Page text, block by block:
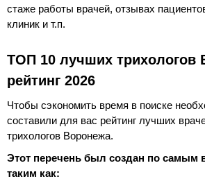
стаже работы врачей, отзывах
клиник и т.п.
ТОП 10 лучших трихологов
рейтинг 2026
Чтобы сэкономить время в поиске
составили для вас рейтинг лучших
трихологов Воронежа.
Этот перечень был создан по самым
таким как: